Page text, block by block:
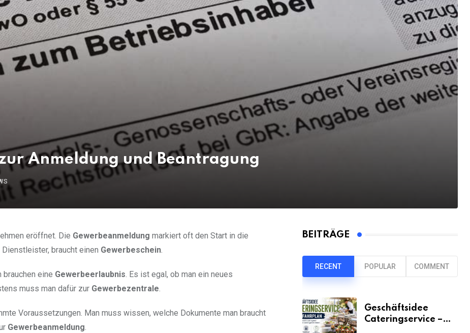
Anmeldung und Beantragung
eröffnet. Die Gewerbeanmeldung markiert oft den Start in die
braucht einen Gewerbeschein.
eine Gewerbeerlaubnis. Es ist egal, ob man ein neues
muss man dafür zur Gewerbezentrale.
Voraussetzungen. Man muss wissen, welche Dokumente man braucht
Gewerbeanmeldung.
BEITRÄGE
RECENT POPULAR COMMENT
Geschäftsidee
Cateringservice –